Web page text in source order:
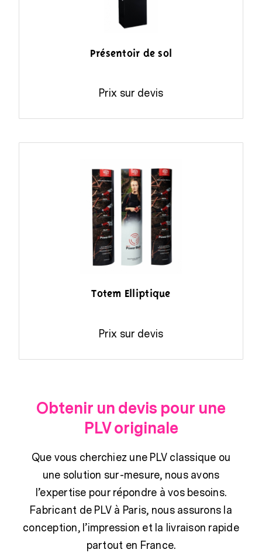
Présentoir de sol
Prix sur devis
Totem Elliptique
Prix sur devis
Obtenir un devis pour une
PLV originale
Que vous cherchiez une PLV classique ou
une solution sur-mesure, nous avons
l’expertise pour répondre à vos besoins.
Fabricant de PLV à Paris, nous assurons la
conception, l’impression et la livraison rapide
partout en France.